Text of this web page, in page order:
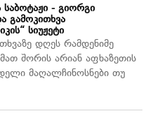
- გიორგი
გამოკითხვა
სიუჟეტი
დღეს რამდენიმე
შორის არიან აფხაზეთის
მაღალჩინოსნები თუ